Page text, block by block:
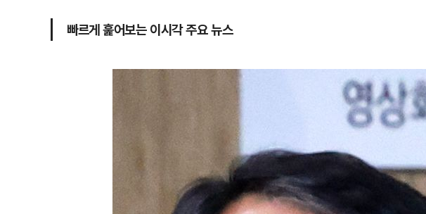
빠르게 훑어보는 이시각 주요 뉴스